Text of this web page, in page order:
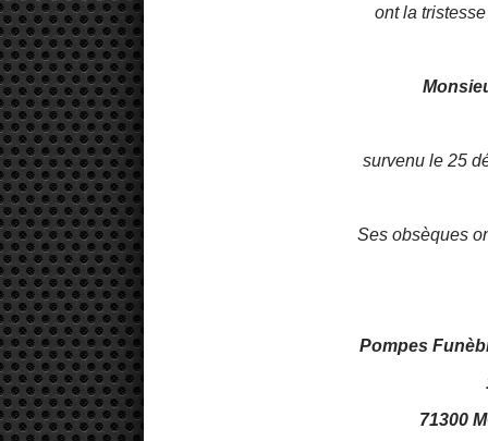
ont la
survenu le 25
Ses obsèques
Pompes
71300